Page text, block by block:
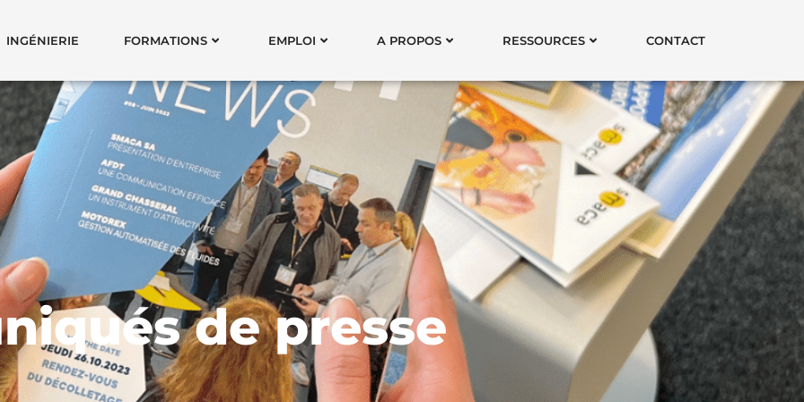
INGÉNIERIE FORMATIONS EMPLOI A PROPOS RESSOURCES CONTACT
de presse